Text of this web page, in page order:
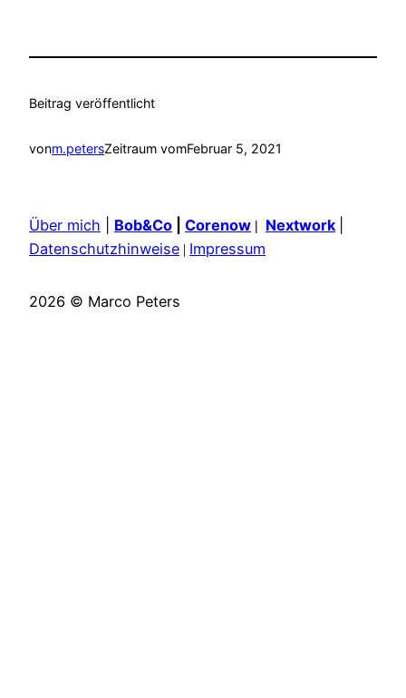
Beitrag veröffentlicht
vonm.petersZeitraum vomFebruar 5, 2021
Über mich Bob&Co Corenow | Nextwork
Datenschutzhinweise | Impressum
2026 © Marco Peters